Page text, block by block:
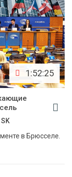
1:52:25
SK
в Брюсселе.